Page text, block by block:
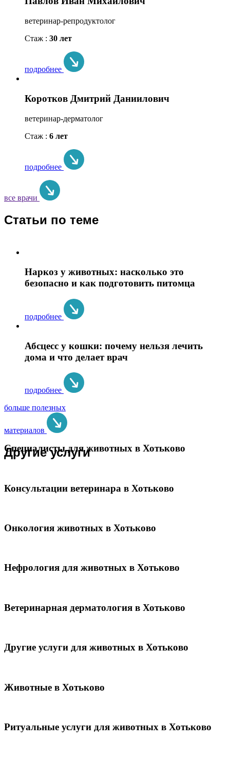
ветеринар-репродуктолог
Стаж : 30 лет
подробнее
Коротков Дмитрий Даниилович
ветеринар-дерматолог
Стаж : 6 лет
подробнее
все врачи
Статьи по теме
Наркоз у животных: насколько это
безопасно и как подготовить питомца
подробнее
Абсцесс у кошки: почему нельзя лечить
дома и что делает врач
подробнее
больше полезных
материалов
Другие услуги
Специалисты для животных в Хотьково
Консультации ветеринара в Хотьково
Онкология животных в Хотьково
Нефрология для животных в Хотьково
Ветеринарная дерматология в Хотьково
Другие услуги для животных в Хотьково
Животные в Хотьково
Ритуальные услуги для животных в Хотьково